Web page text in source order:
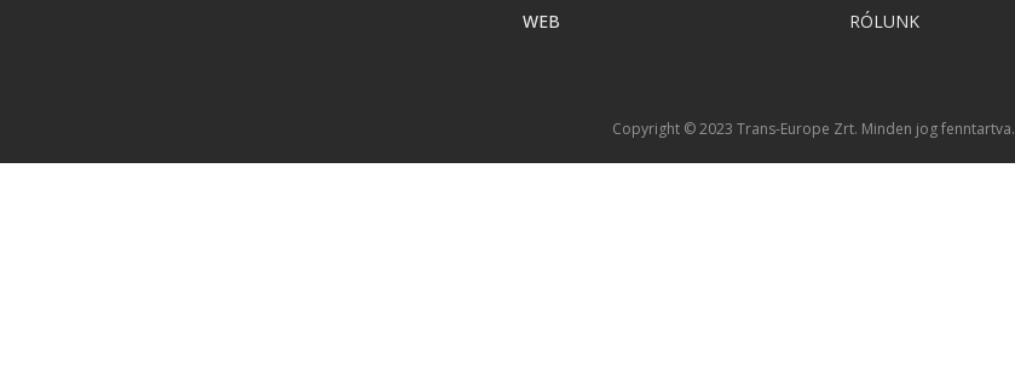
WEB RÓLUNK
Copyright © 2023 Trans-Europe Zrt. Minden jog fenntartva.